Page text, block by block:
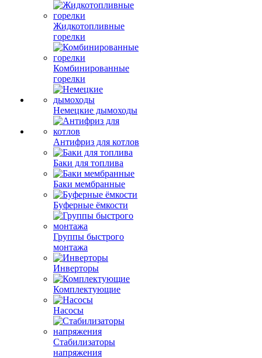
Жидкотопливные
горелки
Комбинированные
горелки
Немецкие дымоходы
Антифриз для котлов
Баки для топлива
Баки мембранные
Буферные ёмкости
Группы быстрого
монтажа
Инверторы
Комплектующие
Насосы
Стабилизаторы
напряжения